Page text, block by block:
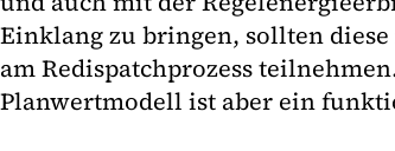
Einklang zu bringen, sollten
am Redispatchprozess
Planwertmodell ist aber ein